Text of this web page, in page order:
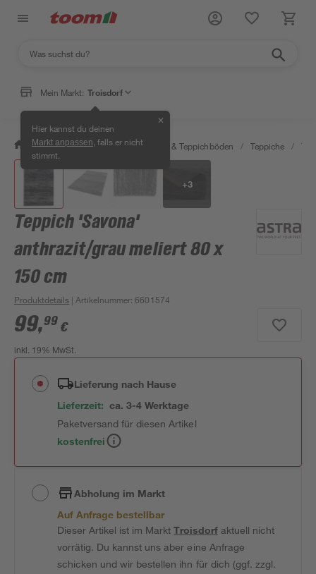
Mein Markt: Troisdorf
Hier kannst du deinen
Markt anpassen , falls er nicht
stimmt.
✕
/ Wohnen & Haushalt / Teppiche & Teppichböden / Teppiche /
+3
Teppich 'Savona'
anthrazit/grau meliert 80 x
150 cm
Produktdetails | Artikelnummer:6601574
99,99 €
inkl. 19% MwSt.
Lieferung nach Hause
Lieferzeit: ca. 3-4 Werktage
Paketversand für diesen Artikel
kostenfrei
Abholung im Markt
Auf Anfrage bestellbar
Dieser Artikel ist im MarktTroisdorfaktuell nicht
vorrätig. Du kannst uns aber eine Anfrage
schicken und wir bestellen ihn für dich (ggf. zzgl.